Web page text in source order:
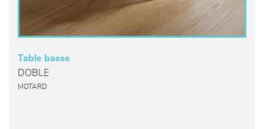
Table basse
DOBLE
MOTARD